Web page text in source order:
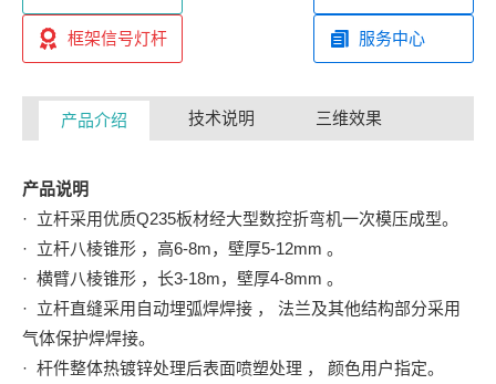
框架信号灯杆 服务中心
产品介绍 技术说明 三维效果
产品说明
· 立杆采用优质Q235板材经大型数控折弯机一次模压成型。
· 立杆八棱锥形 ，高6-8m，壁厚5-12mm 。
· 横臂八棱锥形 ，长3-18m，壁厚4-8mm 。
· 立杆直缝采用自动埋弧焊焊接 ， 法兰及其他结构部分采用
气体保护焊焊接。
· 杆件整体热镀锌处理后表面喷塑处理 ， 颜色用户指定。